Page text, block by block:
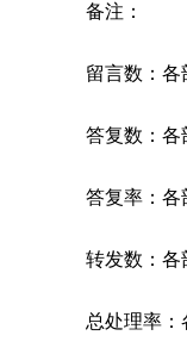
备注：
留言数：各
答复数：各
答复率：各
转发数：各
总处理率